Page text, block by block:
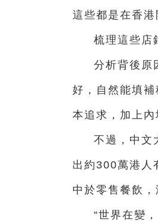
這些都是在香港
梳理這些店
分析背後原
好，自然能填
本追求，加上
不過，中文
出約300萬港人
中於零售餐飲
“世界在變